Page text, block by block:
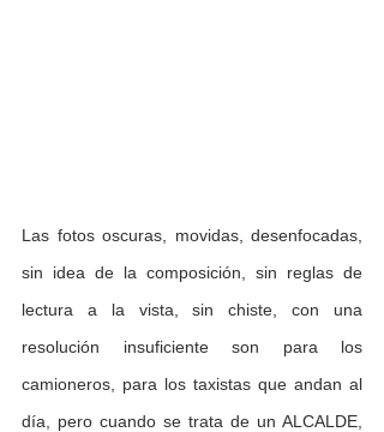
Las fotos oscuras, movidas, desenfocadas,
sin idea de la composición, sin reglas de
lectura a la vista, sin chiste, con una
resolución insuficiente son para los
camioneros, para los taxistas que andan al
día, pero cuando se trata de un ALCALDE,